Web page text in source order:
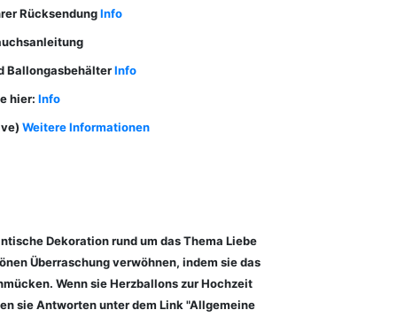
RücksendungInfo
BallongasbehälterInfo
hier: Info
Weitere Informationen
Dekoration rund um das Thema Liebe
Überraschung verwöhnen, indem sie das
Wenn sie Herzballons zur Hochzeit
sie Antworten unter dem Link "Allgemeine